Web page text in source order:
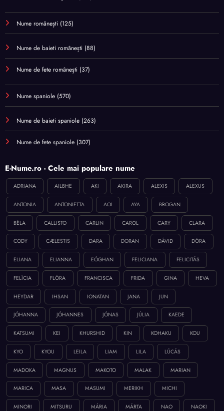
Nume românești (125)
Nume de baieti românești (88)
Nume de fete românești (37)
Nume spaniole (570)
Nume de baieti spaniole (263)
Nume de fete spaniole (307)
E-Nume.ro - Cele mai populare nume
ADRIANA AILBHE AKI AKIRA ALEXIS ALEXUS
ANTONIA ANTONIETTA AOI AYA BROGAN
BÉLA CALLISTO CARLIN CAROL CARY CLARA
CODY CÆLESTIS DARA DORAN DÁVID DÓRA
ELIANA ELIANNA EÓGHAN FELICIANA FELICITÁS
FELÍCIA FLÓRA FRANCISCA FRIDA GINA HEVA
HEYDAR IHSAN IONATAN JANA JUN
JÓHANNA JÓHANNES JÓNAS JÚLIA KAEDE
KATSUMI KEI KHURSHID KIN KOHAKU KOU
KYO KYOU LEILA LIAM LILA LÚCÁS
MADOKA MAGNUS MAKOTO MALAK MARIAN
MARICA MASA MASUMI MERIKH MICHI
MINORI MITSURU MÁRIA MÁRTA NAO NAOKI